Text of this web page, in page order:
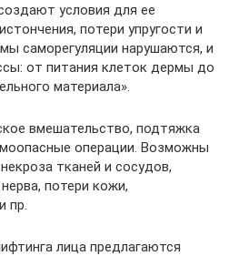
условия для ее
потери упругости и
саморегуляции нарушаются, и
от питания клеток дермы до
материала».
вмешательство, подтяжка
операции. Возможны
тканей и сосудов,
потери кожи,
пр.
лица предлагаются